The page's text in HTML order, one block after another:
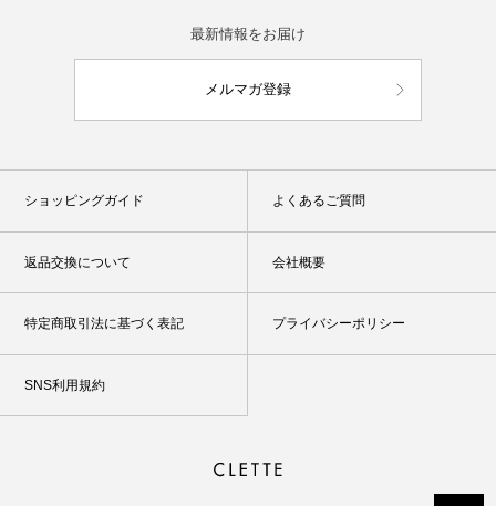
最新情報をお届け
メルマガ登録
ショッピングガイド よくあるご質問
返品交換について 会社概要
特定商取引法に基づく表記 プライバシーポリシー
SNS利用規約